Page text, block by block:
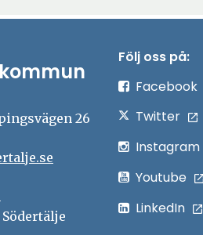
26
Följ oss på:
Facebook
Twitter
Instagram
Youtube
LinkedIn